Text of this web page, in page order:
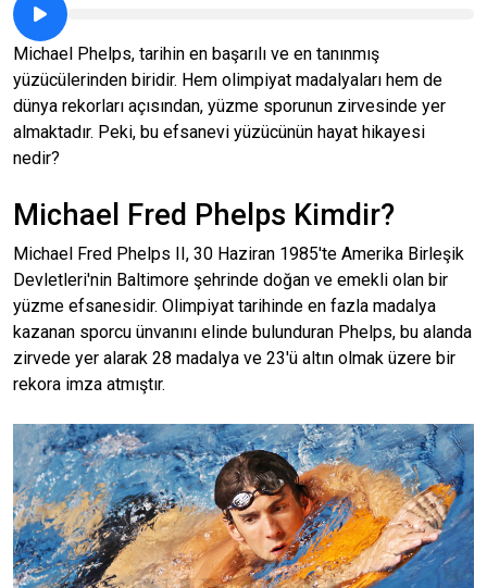
Michael Phelps, tarihin en başarılı ve en tanınmış
yüzücülerinden biridir. Hem olimpiyat madalyaları hem de
dünya rekorları açısından, yüzme sporunun zirvesinde yer
almaktadır. Peki, bu efsanevi yüzücünün hayat hikayesi
nedir?
Michael Fred Phelps Kimdir?
Michael Fred Phelps II, 30 Haziran 1985'te Amerika Birleşik
Devletleri'nin Baltimore şehrinde doğan ve emekli olan bir
yüzme efsanesidir. Olimpiyat tarihinde en fazla madalya
kazanan sporcu ünvanını elinde bulunduran Phelps, bu alanda
zirvede yer alarak 28 madalya ve 23'ü altın olmak üzere bir
rekora imza atmıştır.